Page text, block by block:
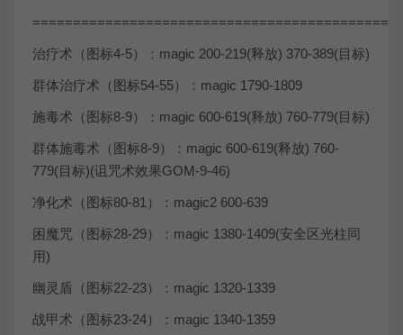
治疗术（图标4-5）：magic 200-219(释放) 370-389(目标)
群体治疗术（图标54-55）：magic 1790-1809
施毒术（图标8-9）：magic 600-619(释放) 760-779(目标)
群体施毒术（图标8-9）：magic 600-619(释放) 760-
779(目标)(诅咒术效果GOM-9-46)
净化术（图标80-81）：magic2 600-639
困魔咒（图标28-29）：magic 1380-1409(安全区光柱同
用)
幽灵盾（图标22-23）：magic 1320-1339
战甲术（图标23-24）：magic 1340-1359